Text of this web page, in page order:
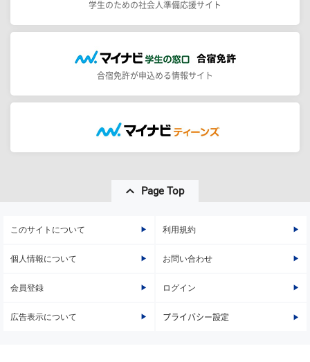
学生のための社会人準備応援サイト
合宿免許が申込める情報サイト
Page Top
このサイトについて 利用規約
個人情報について お問い合わせ
会員登録 ログイン
広告表示について プライバシー設定